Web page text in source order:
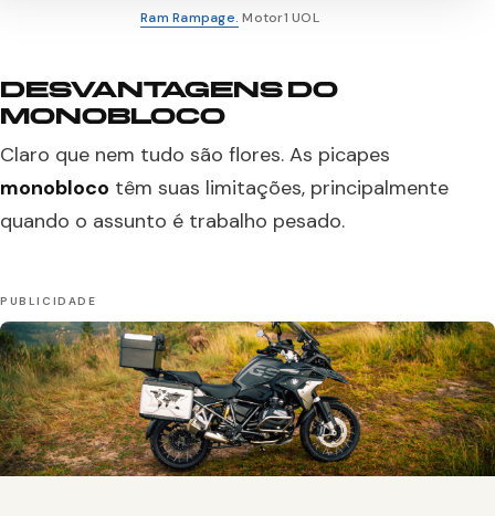
Ram Rampage. Motor1 UOL
DESVANTAGENS DO
MONOBLOCO
Claro que nem tudo são flores. As picapes
monobloco têm suas limitações, principalmente
quando o assunto é trabalho pesado.